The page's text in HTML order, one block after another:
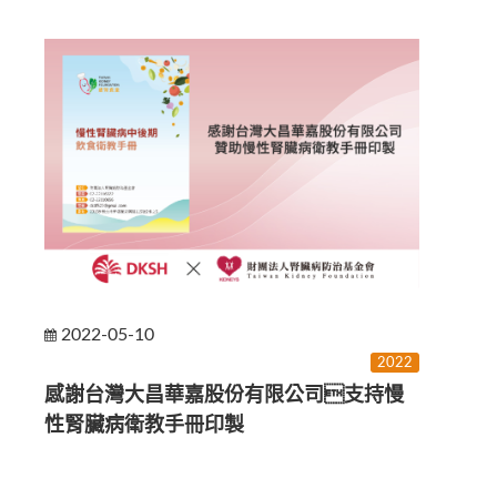
2022-05-10
2022
感謝台灣大昌華嘉股份有限公司支持慢
性腎臟病衛教手冊印製